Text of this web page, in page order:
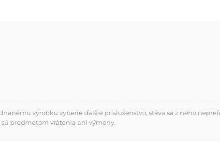
výrobku vyberie ďalšie príslušenstvo, stáva sa z neho
predmetom vrátenia ani výmeny.